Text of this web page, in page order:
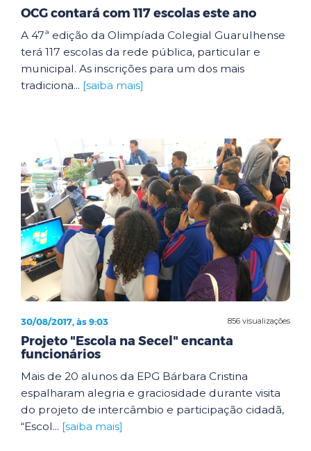
OCG contará com 117 escolas este ano
A 47ª edição da Olimpíada Colegial Guarulhense
terá 117 escolas da rede pública, particular e
municipal. As inscrições para um dos mais
tradiciona... [saiba mais]
856 visualizações
30/08/2017, às 9:03
Projeto "Escola na Secel" encanta
funcionários
Mais de 20 alunos da EPG Bárbara Cristina
espalharam alegria e graciosidade durante visita
do projeto de intercâmbio e participação cidadã,
“Escol... [saiba mais]